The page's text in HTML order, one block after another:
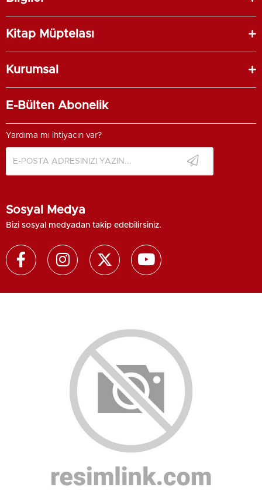
Kitap Müptelası
Kurumsal
E-Bülten Abonelik
Yardıma mı ihtiyacın var?
Sosyal Medya
Bizi sosyal medyadan takip edebilirsiniz.